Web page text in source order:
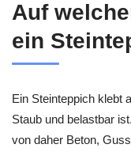
Auf
ein
Ein Steinteppich klebt
Staub und belastbar
von daher Beton,